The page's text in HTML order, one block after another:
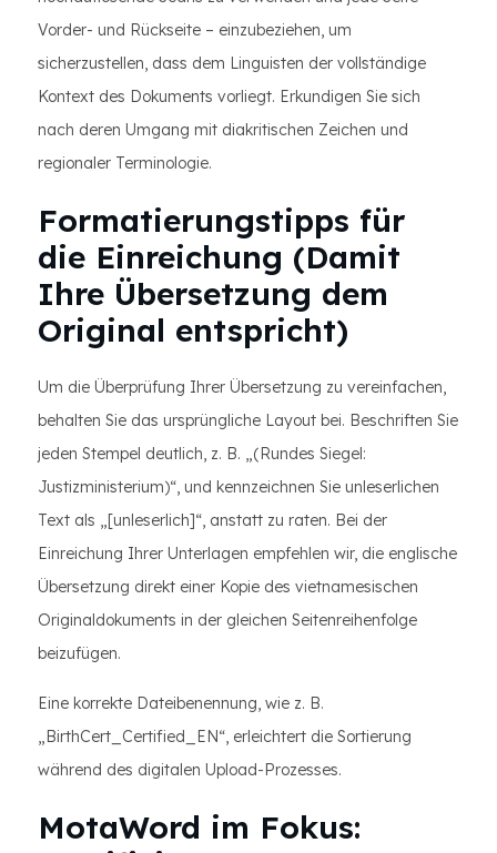
Vorder- und Rückseite – einzubeziehen, um
sicherzustellen, dass dem Linguisten der vollständige
Kontext des Dokuments vorliegt. Erkundigen Sie sich
nach deren Umgang mit diakritischen Zeichen und
regionaler Terminologie.
Formatierungstipps für
die Einreichung (Damit
Ihre Übersetzung dem
Original entspricht)
Um die Überprüfung Ihrer Übersetzung zu vereinfachen,
behalten Sie das ursprüngliche Layout bei. Beschriften Sie
jeden Stempel deutlich, z. B. „(Rundes Siegel:
Justizministerium)“, und kennzeichnen Sie unleserlichen
Text als „[unleserlich]“, anstatt zu raten. Bei der
Einreichung Ihrer Unterlagen empfehlen wir, die englische
Übersetzung direkt einer Kopie des vietnamesischen
Originaldokuments in der gleichen Seitenreihenfolge
beizufügen.
Eine korrekte Dateibenennung, wie z. B.
„BirthCert_Certified_EN“, erleichtert die Sortierung
während des digitalen Upload-Prozesses.
MotaWord im Fokus: